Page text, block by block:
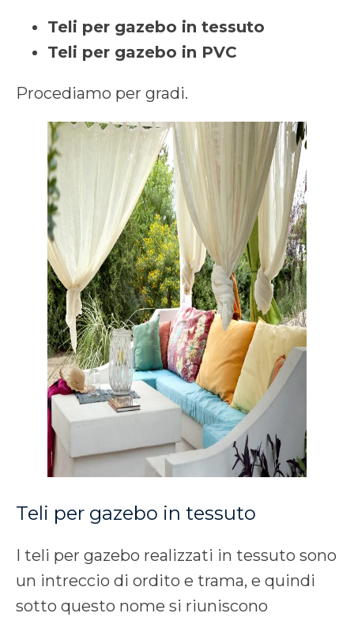
Teli per gazebo in tessuto
Teli per gazebo in PVC
Procediamo per gradi.
Teli per gazebo in tessuto
I teli per gazebo realizzati in tessuto sono
un intreccio di ordito e trama, e quindi
sotto questo nome si riuniscono